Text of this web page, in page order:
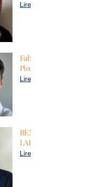
Lire plus
Fabien
Pionneau
Lire plus
RENAUD
LABRACHERIE
Lire plus